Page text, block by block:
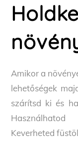
Amikor a
lehetőségek
szárítsd ki és
Keverheted